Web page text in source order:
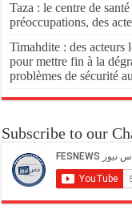
Taza : le centre de
préoccupations, des
Timahdite : des acteurs
pour mettre fin à la
problèmes de sécurité
Subscribe to our